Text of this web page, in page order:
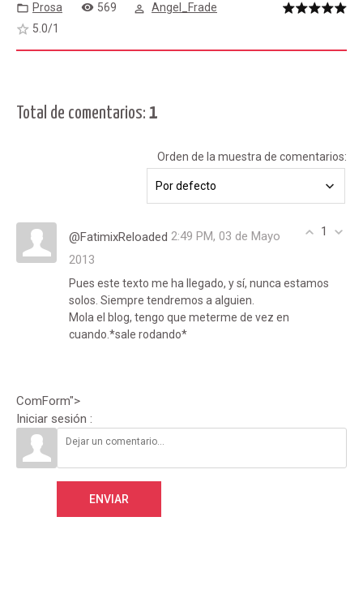
Prosa 569
Angel_Frade
5.0/1
Total de comentarios: 1
Orden de la muestra de comentarios:
1
@FatimixReloaded 2:49 PM, 03 de Mayo
2013
Pues este texto me ha llegado, y sí, nunca estamos
solos. Siempre tendremos a alguien.
Mola el blog, tengo que meterme de vez en
cuando.*sale rodando*
ComForm">
Iniciar sesión :
ENVIAR